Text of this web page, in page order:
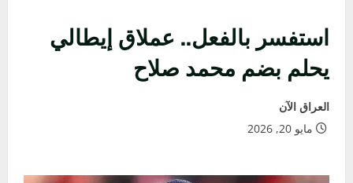
استفسر بالفعل.. عملاق إيطالي
يحلم بضم محمد صلاح
العراق الآن
مايو 20, 2026